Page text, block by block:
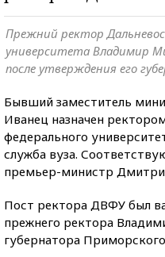
Прежний ректор
университета Владимир
после утверждения его
Бывший заместитель
Иванец назначен
федерального
служба вуза.
премьер-министр
Пост ректора ДВФУ был
прежнего ректора
губернатора